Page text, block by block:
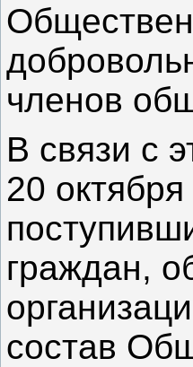
членов
В связи с
20
граждан,
состав